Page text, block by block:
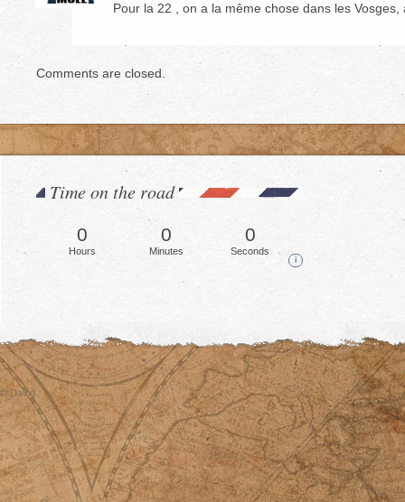
Pour la 22 , on a la même chose dans les
Comments are closed.
Time on the road
0
Hours
0
Minutes
0
Seconds
i
© David